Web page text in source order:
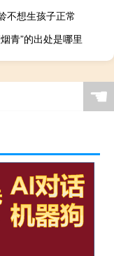
不想生孩子正常
青”的出处是哪里
☚